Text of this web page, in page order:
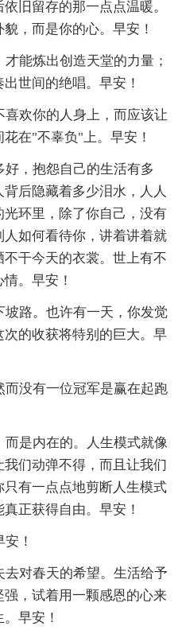
旧留存的那一点点温暖。
，而是你的心。早安！
能炼出创造天堂的力量；
世间的绝唱。早安！
欢你的人身上，而应该让
在"不辜负"上。早安！
，抱怨自己的生活有多
后隐藏着多少泪水，人人
环里，除了你自己，没有
如何看待你，讲着讲着就
干今天的衣裳。世上有不
。早安！
坡路。也许有一天，你发觉
次的收获将特别的巨大。早
而没有一位冠军是赢在起跑
是内在的。人生模式就像
们动弹不得，而且让我们
有一点点地剪断人生模式
正获得自由。早安！
！
去对春天的希望。生活给予
，试着用一颗感恩的心来
早安！